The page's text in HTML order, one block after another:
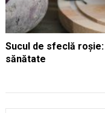
Sucul de sfeclă
sănătate